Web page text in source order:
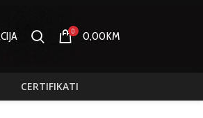
0 0,00KM
CERTIFIKATI